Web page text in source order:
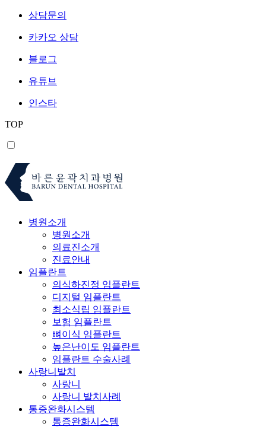
상담문의
카카오 상담
블로그
유튜브
인스타
TOP
병원소개
병원소개
의료진소개
진료안내
임플란트
의식하진정 임플란트
디지털 임플란트
최소식립 임플란트
보험 임플란트
뼈이식 임플란트
높은난이도 임플란트
임플란트 수술사례
사랑니발치
사랑니
사랑니 발치사례
통증완화시스템
통증완화시스템